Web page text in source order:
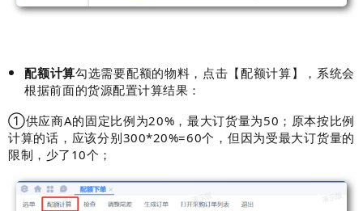
配额计算勾选需要配额的物料，点击【配额计算】，系统会
根据前面的货源配置计算结果：
①供应商A的固定比例为20%，最大订货量为50；原本按比例
计算的话，应该分别300*20%=60个，但因为受最大订货量的
限制，少了10个；